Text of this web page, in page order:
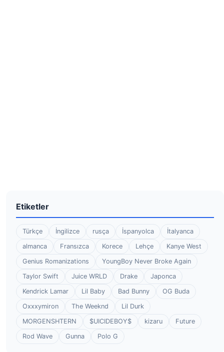
Etiketler
Türkçe İngilizce rusça İspanyolca
İtalyanca
almanca
Fransızca Korece Lehçe
Kanye West
Genius Romanizations
YoungBoy Never Broke Again
Taylor Swift
Juice WRLD Drake
Japonca
Kendrick Lamar
Lil Baby Bad Bunny
OG Buda
Oxxxymiron
The Weeknd
Lil Durk
MORGENSHTERN
$UICIDEBOY$ kizaru
Future
Rod Wave
Gunna Polo G